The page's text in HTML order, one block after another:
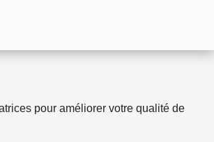
pour améliorer votre qualité de